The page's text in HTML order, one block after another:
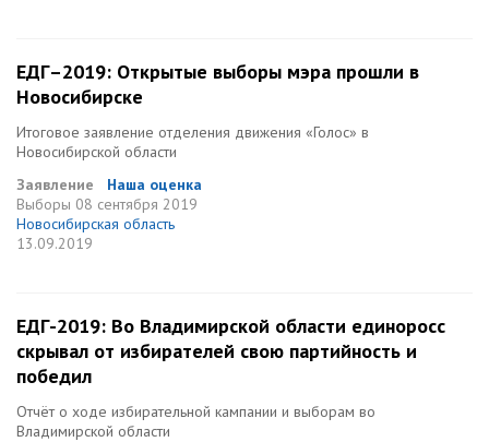
ЕДГ–2019: Открытые выборы мэра прошли в
Новосибирске
Итоговое заявление отделения движения «Голос» в
Новосибирской области
Заявление
Наша оценка
Выборы 08 сентября 2019
Новосибирская область
13.09.2019
ЕДГ-2019: Во Владимирской области единоросс
скрывал от избирателей свою партийность и
победил
Отчёт о ходе избирательной кампании и выборам во
Владимирской области